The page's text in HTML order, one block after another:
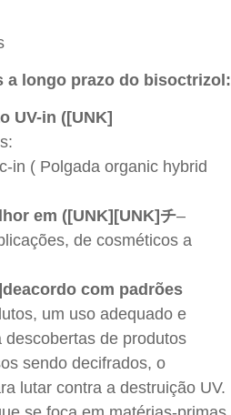
a longo prazo do bisoctrizol:
UV-in ([UNK]
in ( Polgada organic hybrid
em ([UNK][UNK]チ–
de cosméticos a
com padrões
um uso adequado e
de produtos
sendo decifrados, o
lutar contra a destruição UV.